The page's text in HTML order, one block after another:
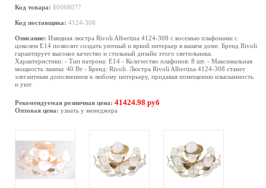
Код товара: Б0068077
Код поставщика: 4124-308
Описание: Изящная люстра Rivoli Albertina 4124-308 с восемью плафонами с
цоколем E14 позволит создать уютный и яркий интерьер в вашем доме. Бренд Rivoli
гарантирует высокое качество и стильный дизайн этого светильника.
Характеристики: - Тип патрона: E14 - Количество плафонов: 8 шт. - Максимальная
мощность лампы: 40 Вт - Бренд: Rivoli. Люстра Rivoli Albertina 4124-308 станет
элегантным дополнением к любому интерьеру, придавая помещению изысканность
и уют.
Рекомендуемая розничная цена: 41424.98 руб
Оптовая цена: узнать у менеджера